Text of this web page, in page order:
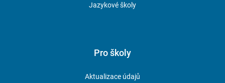
Jazykové školy
Pro školy
Aktualizace údajů